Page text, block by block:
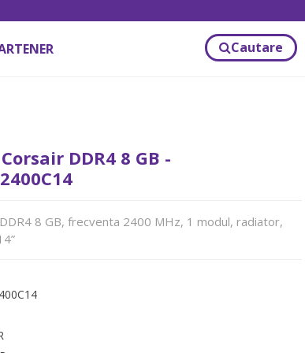
Cautare
DDR4 8 GB -
8 GB, frecventa 2400 MHz, 1 modul, radiator,